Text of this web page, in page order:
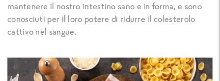
mantenere il nostro intestino sano e in forma, e sono
conosciuti per il loro potere di ridurre il colesterolo
cattivo nel sangue.